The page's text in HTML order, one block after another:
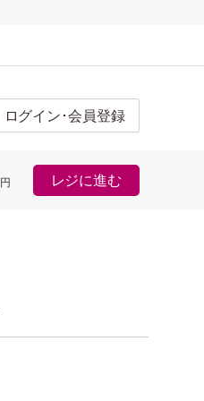
ログイン･会員登録
円 レジに進む